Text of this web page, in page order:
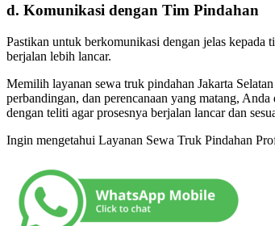
d. Komunikasi dengan Tim Pindahan
Pastikan untuk berkomunikasi dengan jelas kepada
berjalan lebih lancar.
Memilih layanan sewa truk pindahan Jakarta
perbandingan, dan perencanaan yang matang,
dengan teliti agar prosesnya berjalan lancar dan
Ingin mengetahui Layanan Sewa Truk Pindahan